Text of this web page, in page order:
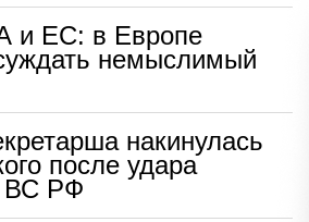
и ЕС: в Европе
немыслимый
накинулась
после удара
ВС РФ